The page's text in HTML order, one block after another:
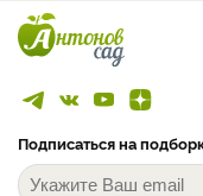
Подписаться на